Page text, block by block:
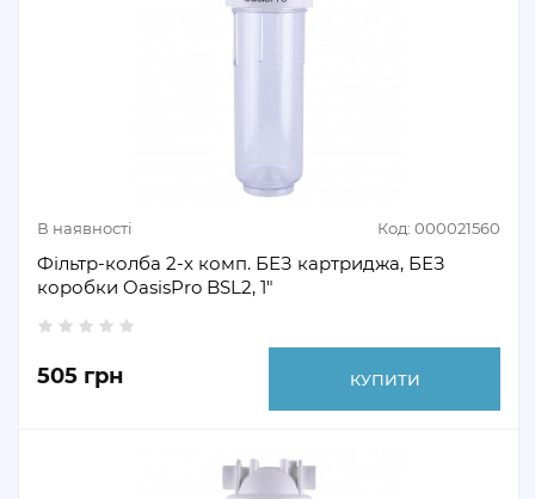
В наявності Код: 000021560
Фільтр-колба 2-х комп. БЕЗ картриджа, БЕЗ
коробки OasisPro BSL2, 1″
505 грн КУПИТИ